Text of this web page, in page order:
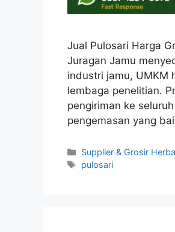
Jual Pulosari Harga
Juragan Jamu
industri jamu, UMKM
lembaga penelitian.
pengiriman ke
pengemasan yang
Kategori
Supplier & Grosir
Tag
pulosari